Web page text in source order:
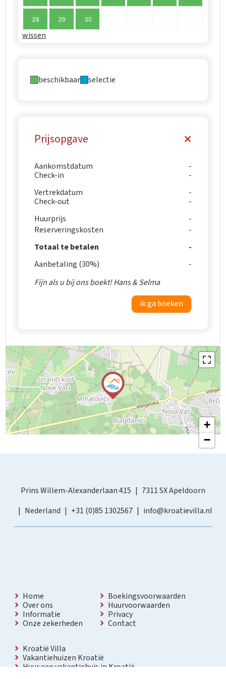
28 29 30
wissen
beschikbaar selectie
Prijsopgave
Aankomstdatum
Check-in
Vertrekdatum
Check-out
Huurprijs
Reserveringskosten
Totaal te betalen
Aanbetaling (30%)
Fijn als u bij ons boekt! Hans & Selma
ik ga boeken
+
−
Prins Willem-Alexanderlaan 415
7311 SX Apeldoorn
Nederland
+31 (0)85 1302567 info@kroatievilla.nl
Home
Over ons
Informatie
Onze zekerheden
Boekingsvoorwaarden
Huurvoorwaarden
Privacy
Contact
Kroatië Villa
Vakantiehuizen Kroatië
Huur een vakantiehuis in Kroatië